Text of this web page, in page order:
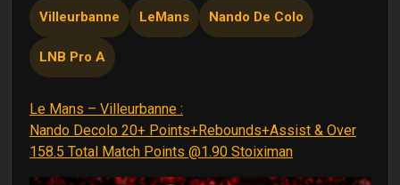
Villeurbanne LeMans Nando De Colo
LNB Pro A
Le Mans – Villeurbanne :
Nando Decolo 20+ Points+Rebounds+Assist & Over
158.5 Total Match Points @1.90 Stoiximan